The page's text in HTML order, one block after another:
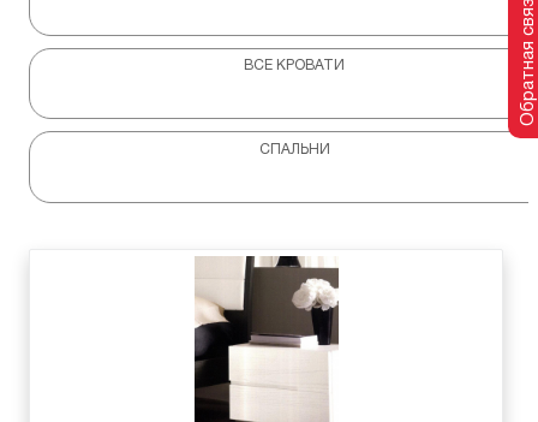
ВСЕ КРОВАТИ
СПАЛЬНИ
Обратная связь